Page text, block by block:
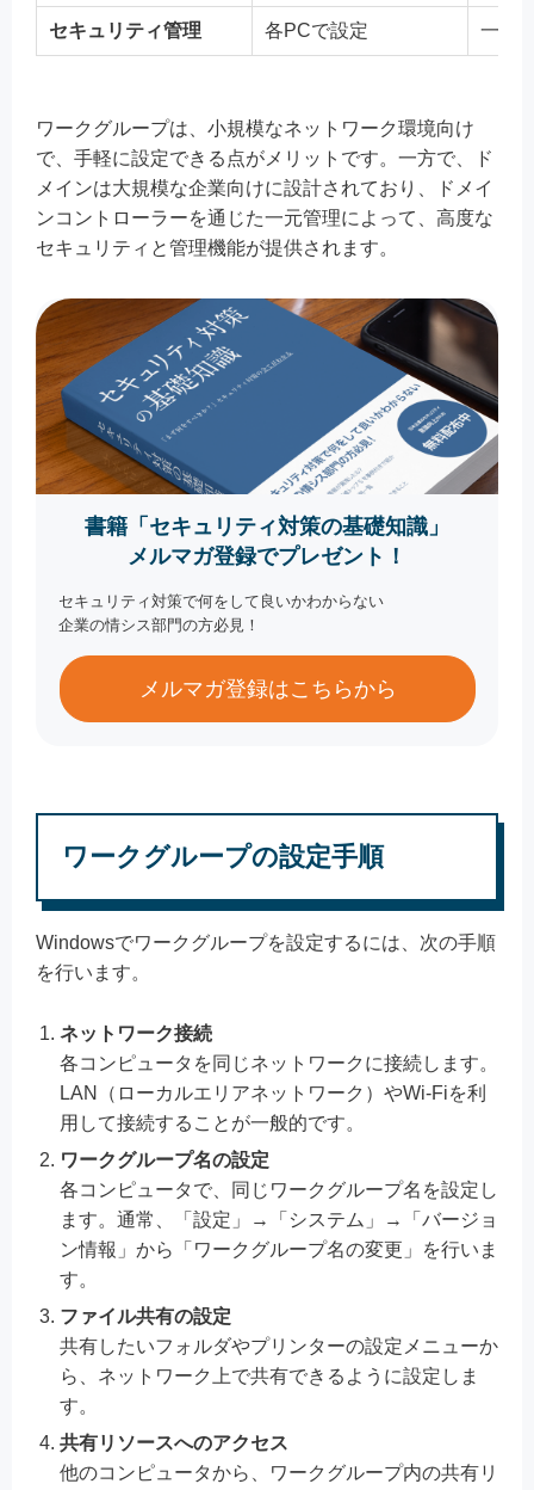
セキュリティ管理 各PCで設定 一元
ワークグループは、小規模なネットワーク環境向け
で、手軽に設定できる点がメリットです。一方で、ド
メインは大規模な企業向けに設計されており、ドメイ
ンコントローラーを通じた一元管理によって、高度な
セキュリティと管理機能が提供されます。
書籍「セキュリティ対策の基礎知識」
メルマガ登録でプレゼント！
セキュリティ対策で何をして良いかわからない
企業の情シス部門の方必見！
メルマガ登録はこちらから
ワークグループの設定手順
Windowsでワークグループを設定するには、次の手順
を行います。
ネットワーク接続
各コンピュータを同じネットワークに接続します。
LAN（ローカルエリアネットワーク）やWi-Fiを利
用して接続することが一般的です。
ワークグループ名の設定
各コンピュータで、同じワークグループ名を設定し
ます。通常、「設定」→「システム」→「バージョ
ン情報」から「ワークグループ名の変更」を行いま
す。
ファイル共有の設定
共有したいフォルダやプリンターの設定メニューか
ら、ネットワーク上で共有できるように設定しま
す。
共有リソースへのアクセス
他のコンピュータから、ワークグループ内の共有リ